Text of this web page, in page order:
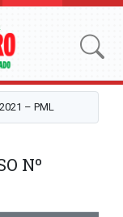
– PML
Nº